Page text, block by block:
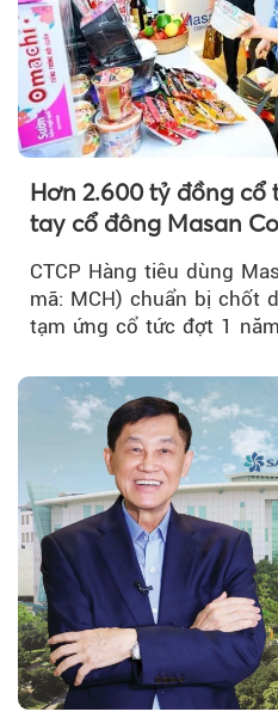
Hơn 2.600 tỷ đồng cổ
tay cổ đông Masan
CTCP Hàng tiêu dùng
mã: MCH) chuẩn bị chốt
tạm ứng cổ tức đợt 1